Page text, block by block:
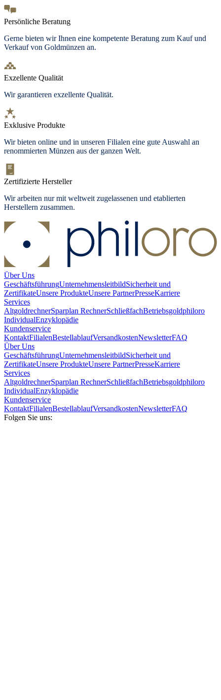
Persönliche Beratung
Gerne bieten wir Ihnen eine kompetente Beratung zum Kauf und
Verkauf von Goldmünzen an.
Exzellente Qualität
Wir garantieren exzellente Qualität.
Exklusive Produkte
Wir bieten online und in unseren Filialen eine gute Auswahl an
renommierten Münzen aus der ganzen Welt.
Zertifizierte Hersteller
Wir arbeiten nur mit weltweit zugelassenen und etablierten
Herstellern zusammen.
Über Uns
GeschäftsführungUnternehmensleitbildSicherheit und
ZertifikateUnsere ProdukteUnsere PartnerPresseKarriere
Services
AltgoldrechnerSparplan RechnerSchließfachBetriebsgoldphiloro
IndividualEnzyklopädie
Kundenservice
KontaktFilialenBestellablaufVersandkostenNewsletterFAQ
Über Uns
GeschäftsführungUnternehmensleitbildSicherheit und
ZertifikateUnsere ProdukteUnsere PartnerPresseKarriere
Services
AltgoldrechnerSparplan RechnerSchließfachBetriebsgoldphiloro
IndividualEnzyklopädie
Kundenservice
KontaktFilialenBestellablaufVersandkostenNewsletterFAQ
Folgen Sie uns: